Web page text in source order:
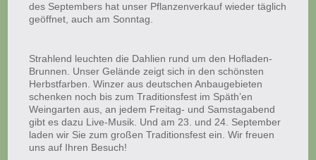
des Septembers hat unser Pflanzenverkauf wieder täglich
geöffnet, auch am Sonntag.
Strahlend leuchten die Dahlien rund um den Hofladen-
Brunnen. Unser Gelände zeigt sich in den schönsten
Herbstfarben. Winzer aus deutschen Anbaugebieten
schenken noch bis zum Traditionsfest im Späth’en
Weingarten aus, an jedem Freitag- und Samstagabend
gibt es dazu Live-Musik. Und am 23. und 24. September
laden wir Sie zum großen Traditionsfest ein. Wir freuen
uns auf Ihren Besuch!